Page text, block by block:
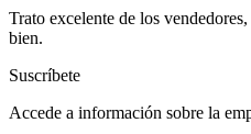
Trato excelente de los
bien.
Suscríbete
Accede a información sobre la